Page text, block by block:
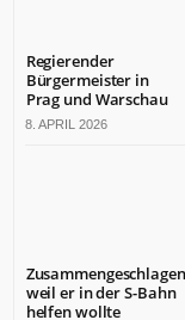
Regierender
Bürgermeister in
Prag und Warschau
8. APRIL 2026
weil er in der S-Bahn
helfen wollte